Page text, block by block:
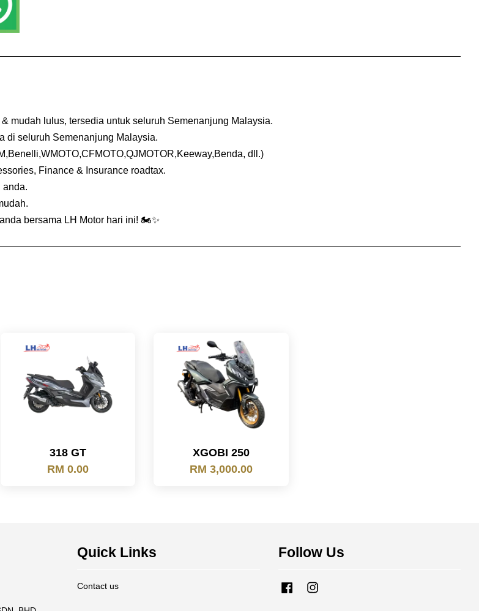
mudah lulus, tersedia untuk seluruh Semenanjung Malaysia.
di seluruh Semenanjung Malaysia.
dll.)
Finance & Insurance roadtax.
anda.
bersama LH Motor hari ini! 🏍️✨
318 GT
RM 0.00
XGOBI 250
RM 3,000.00
Quick Links
Contact us
Follow Us
Facebook